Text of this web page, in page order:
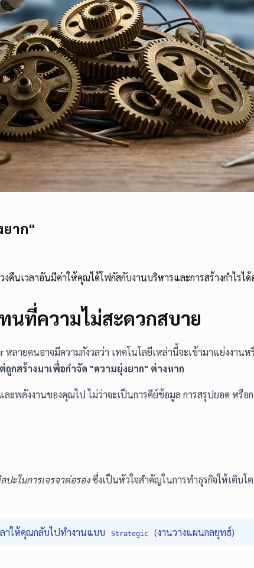
าก"
นเวลาอันมีค่าให้คุณได้โฟกัสกับงานบริหารและการสร้างกำไรได้
นที่ความไม่สะดวกสบาย
ลายคนอาจมีความกังวลว่า เทคโนโลยีเหล่านี้จะเข้ามาแย่งงา
กสร้างมาเพื่อกำจัด "ความยุ่งยาก" ต่างหาก
พลังงานของคุณไป ไม่ว่าจะเป็นการคีย์ข้อมูล การสรุปยอด หรื
ะในการเจรจาต่อรองซึ่งเป็นหัวใจสำคัญในการทำธุรกิจให้เติบโ
าให้คุณกลับไปทำงานแบบ Strategic (งานวางแผนกลยุทธ์)